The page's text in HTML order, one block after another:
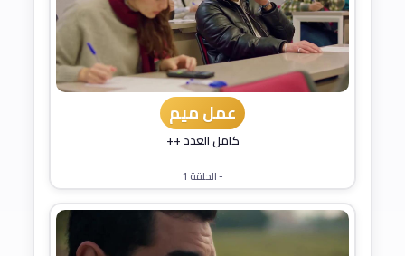
عمل ميم
كامل العدد ++
- الحلقة 1